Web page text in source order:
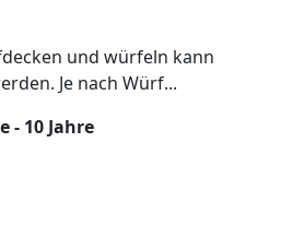
und würfeln kann
Je nach Würf...
- 10 Jahre